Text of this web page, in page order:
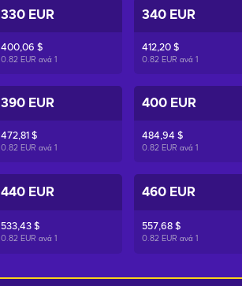
330 EUR
400,06 $
0.82 EUR ανά 1
340 EUR
412,20 $
0.82 EUR ανά1
390 EUR
472,81 $
0.82 EUR ανά 1
400 EUR
484,94 $
0.82 EUR ανά1
440 EUR
533,43 $
0.82 EUR ανά 1
460 EUR
557,68 $
0.82 EUR ανά1